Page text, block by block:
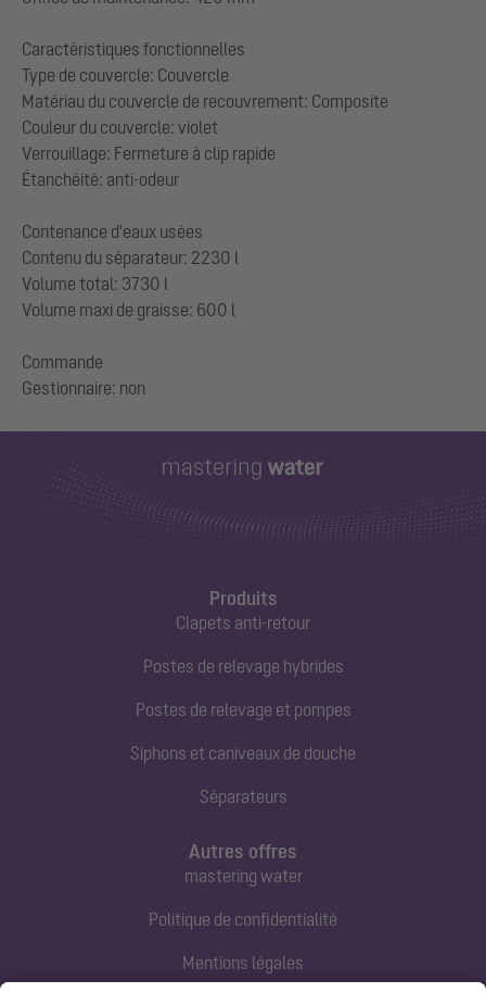
Caractéristiques fonctionnelles
Type de couvercle: Couvercle
Matériau du couvercle de recouvrement: Composite
Couleur du couvercle: violet
Verrouillage: Fermeture à clip rapide
Étanchéité: anti-odeur
Contenance d'eaux usées
Contenu du séparateur: 2230 l
Volume total: 3730 l
Volume maxi de graisse: 600 l
Commande
Produits
Clapets anti-retour
Postes de relevage hybrides
Postes de relevage et pompes
Siphons et caniveaux de douche
Séparateurs
Autres offres
mastering water
Politique de confidentialité
Mentions légales